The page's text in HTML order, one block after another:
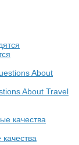
About Travel